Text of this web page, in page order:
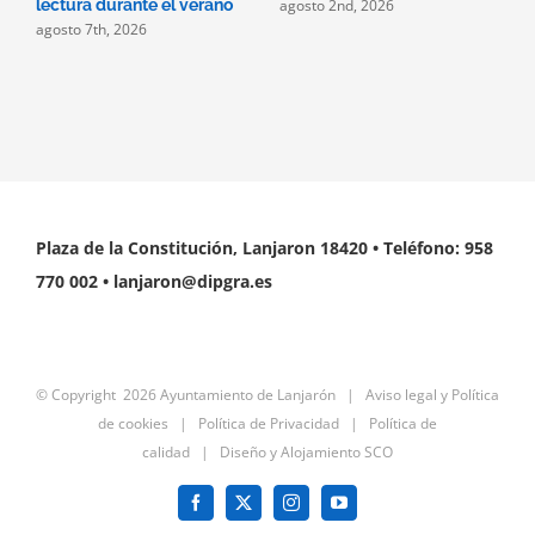
lectura durante el verano
agosto 7th, 2026
agosto 2nd, 2026
Plaza de la Constitución, Lanjaron 18420 • Teléfono: 958
770 002 • lanjaron@dipgra.es
© Copyright 2026 Ayuntamiento de Lanjarón | Aviso legal y Política
de cookies | Política de Privacidad | Política de
calidad | Diseño y Alojamiento SCO
Facebook
X InstagramYouTube